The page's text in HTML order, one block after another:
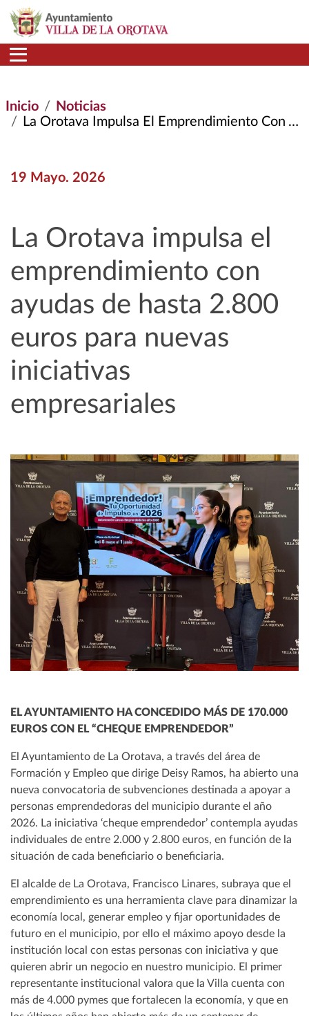
Pasar al contenido principal
Inicio
Noticias
La Orotava Impulsa El Emprendimiento Con Ayudas de Hasta 2.800 Euros Para Nuevas Iniciativas Empresariales
19 Mayo. 2026
La Orotava impulsa el
emprendimiento con
ayudas de hasta 2.800
euros para nuevas
iniciativas
empresariales
EL AYUNTAMIENTO HA CONCEDIDO MÁS DE 170.000
EUROS CON EL “CHEQUE EMPRENDEDOR”
El Ayuntamiento de La Orotava, a través del área de
Formación y Empleo que dirige Deisy Ramos, ha abierto una
nueva convocatoria de subvenciones destinada a apoyar a
personas emprendedoras del municipio durante el año
2026. La iniciativa ‘cheque emprendedor’ contempla ayudas
individuales de entre 2.000 y 2.800 euros, en función de la
situación de cada beneficiario o beneficiaria.
El alcalde de La Orotava, Francisco Linares, subraya que el
emprendimiento es una herramienta clave para dinamizar la
economía local, generar empleo y fijar oportunidades de
futuro en el municipio, por ello el máximo apoyo desde la
institución local con estas personas con iniciativa y que
quieren abrir un negocio en nuestro municipio. El primer
representante institucional valora que la Villa cuenta con
más de 4.000 pymes que fortalecen la economía, y que en